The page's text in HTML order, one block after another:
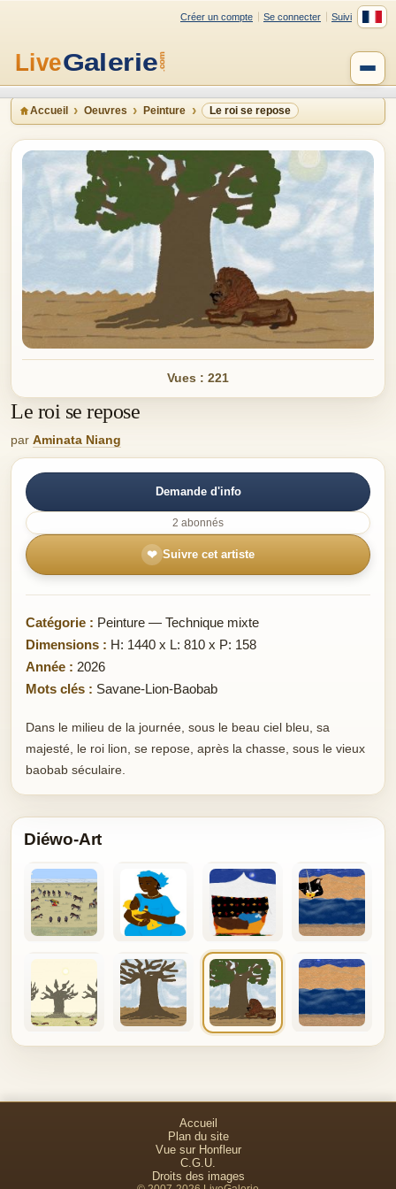
Créer un compte Se connecter Suivi
Accueil Oeuvres Peinture Le roi se repose
Vues : 221
Le roi se repose
par Aminata Niang
Demande d'info
2 abonnés
❤ Suivre cet artiste
Catégorie : Peinture — Technique mixte
Dimensions : H: 1440 x L: 810 x P: 158
Année : 2026
Mots clés : Savane-Lion-Baobab
Dans le milieu de la journée, sous le beau ciel bleu, sa
majesté, le roi lion, se repose, après la chasse, sous le vieux
baobab séculaire.
Diéwo-Art
Accueil
Plan du site
Vue sur Honfleur
C.G.U.
Droits des images